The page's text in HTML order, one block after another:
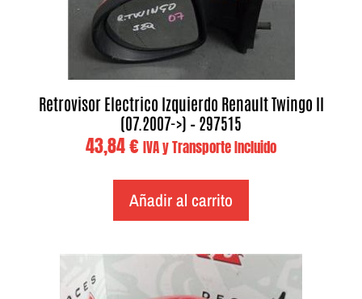
Retrovisor Electrico Izquierdo Renault Twingo II
(07.2007->) – 297515
43,84€ IVA y Transporte Incluido
Añadir al carrito